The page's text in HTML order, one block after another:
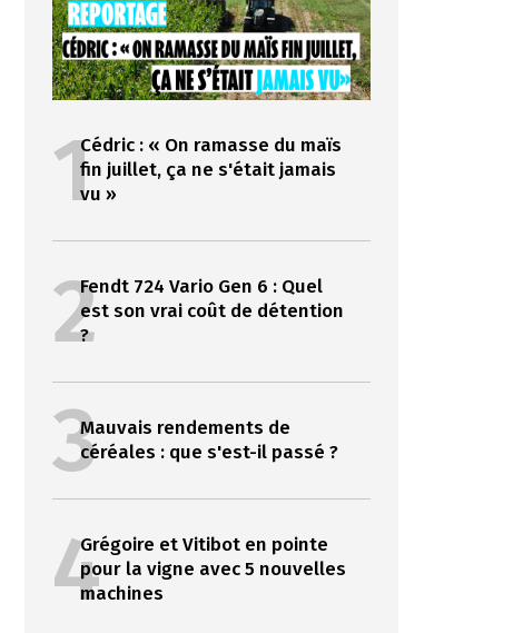
1Cédric : « On ramasse du maïs
fin juillet, ça ne s'était jamais
vu »
2Fendt 724 Vario Gen 6 : Quel
est son vrai coût de détention
?
3Mauvais rendements de
céréales : que s'est-il passé ?
4Grégoire et Vitibot en pointe
pour la vigne avec 5 nouvelles
machines